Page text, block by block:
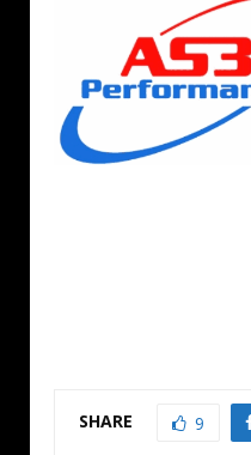
SHARE 9